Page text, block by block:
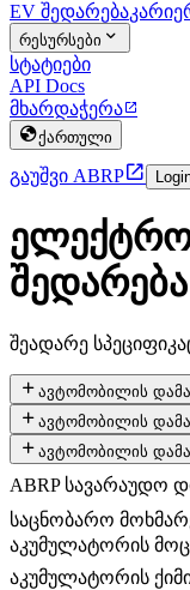
EV შედარება
რესურსები 
სტატიები
API Docs
მხარდაჭერა
ქართული
გაუშვი ABRP
ელექტრო
შედარება
შეადარე
 ავტომობილის
 ავტომობილის
 ავტომობილის
ABRP სავარაუდო
საცნობარო
აკუმულატორის
აკუმულატორის